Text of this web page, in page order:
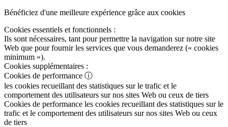
Bénéficiez d'une meilleure expérience grâce aux cookies
Cookies essentiels et fonctionnels :
Ils sont nécessaires, tant pour permettre la navigation sur notre site
Web que pour fournir les services que vous demanderez (« cookies
minimum »).
Cookies supplémentaires :
Cookies de performance ⓘ
les cookies recueillant des statistiques sur le trafic et le
comportement des utilisateurs sur nos sites Web ou ceux de tiers
Cookies de performance les cookies recueillant des statistiques sur le
trafic et le comportement des utilisateurs sur nos sites Web ou ceux
de tiers